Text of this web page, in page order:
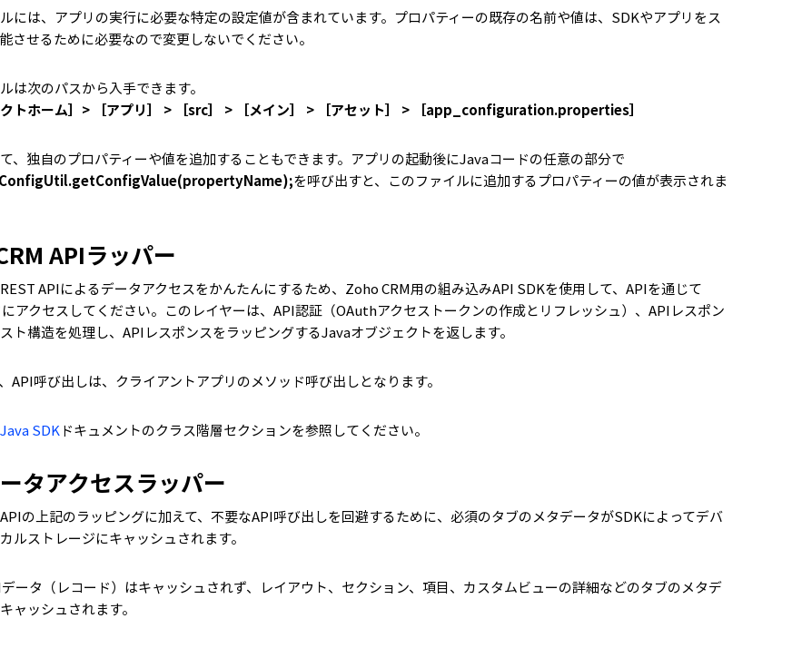
には、アプリの実行に必要な特定の設定値が含まれています。プロパティーの既存の名前や値は、SDKやアプリをス
させるために必要なので変更しないでください。
は次のパスから入手できます。
クトホーム］> ［アプリ］ > ［src］ > ［メイン］ > ［アセット］ > ［app_configuration.properties］
、独自のプロパティーや値を追加することもできます。アプリの起動後にJavaコードの任意の部分で
を呼び出すと、このファイルに追加するプロパティーの値が表示されま
APIラッパー
APIによるデータアクセスをかんたんにするため、Zoho CRM用の組み込みAPI SDKを使用して、APIを通じて
アクセスしてください。このレイヤーは、API認証（OAuthアクセストークンの作成とリフレッシュ）、APIレスポン
ト構造を処理し、APIレスポンスをラッピングするJavaオブジェクトを返します。
API呼び出しは、クライアントアプリのメソッド呼び出しとなります。
Java SDKドキュメントのクラス階層セクションを参照してください。
タアクセスラッパー
の上記のラッピングに加えて、不要なAPI呼び出しを回避するために、必須のタブのメタデータがSDKによってデバ
ルストレージにキャッシュされます。
ータ（レコード）はキャッシュされず、レイアウト、セクション、項目、カスタムビューの詳細などのタブのメタデ
ャッシュされます。